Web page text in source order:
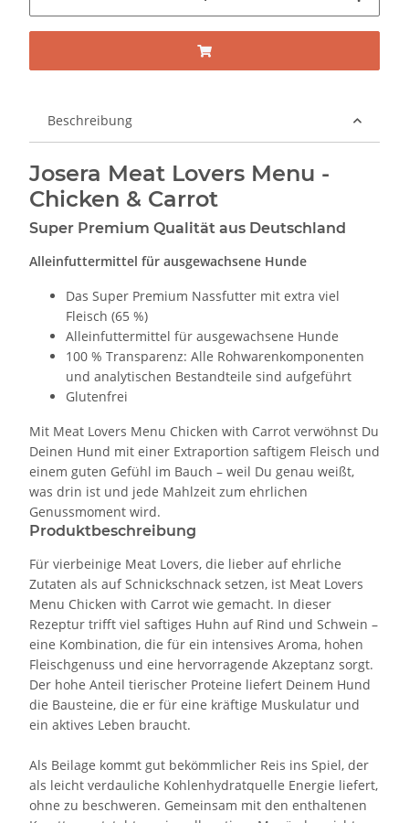
Beschreibung
Josera Meat Lovers Menu -
Chicken & Carrot
Super Premium Qualität aus Deutschland
Alleinfuttermittel für ausgewachsene Hunde
Das Super Premium Nassfutter mit extra viel
Fleisch (65 %)
Alleinfuttermittel für ausgewachsene Hunde
100 % Transparenz: Alle Rohwarenkomponenten
und analytischen Bestandteile sind aufgeführt
Glutenfrei
Mit Meat Lovers Menu Chicken with Carrot verwöhnst Du
Deinen Hund mit einer Extraportion saftigem Fleisch und
einem guten Gefühl im Bauch – weil Du genau weißt,
was drin ist und jede Mahlzeit zum ehrlichen
Genussmoment wird.
Produktbeschreibung
Für vierbeinige Meat Lovers, die lieber auf ehrliche
Zutaten als auf Schnickschnack setzen, ist Meat Lovers
Menu Chicken with Carrot wie gemacht. In dieser
Rezeptur trifft viel saftiges Huhn auf Rind und Schwein –
eine Kombination, die für ein intensives Aroma, hohen
Fleischgenuss und eine hervorragende Akzeptanz sorgt.
Der hohe Anteil tierischer Proteine liefert Deinem Hund
die Bausteine, die er für eine kräftige Muskulatur und
ein aktives Leben braucht.
Als Beilage kommt gut bekömmlicher Reis ins Spiel, der
als leicht verdauliche Kohlenhydratquelle Energie liefert,
ohne zu beschweren. Gemeinsam mit den enthaltenen